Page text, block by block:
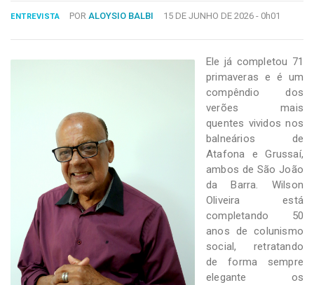
FALE
ENTREVISTA POR ALOYSIO BALBI 15 DE JUNHO DE 2026 - 0h01
Ele já completou 71
primaveras e é um
compêndio dos
verões mais
quentes vividos nos
balneários de
Atafona e Grussaí,
ambos de São João
da Barra. Wilson
Oliveira está
completando 50
anos de colunismo
social, retratando
de forma sempre
elegante os